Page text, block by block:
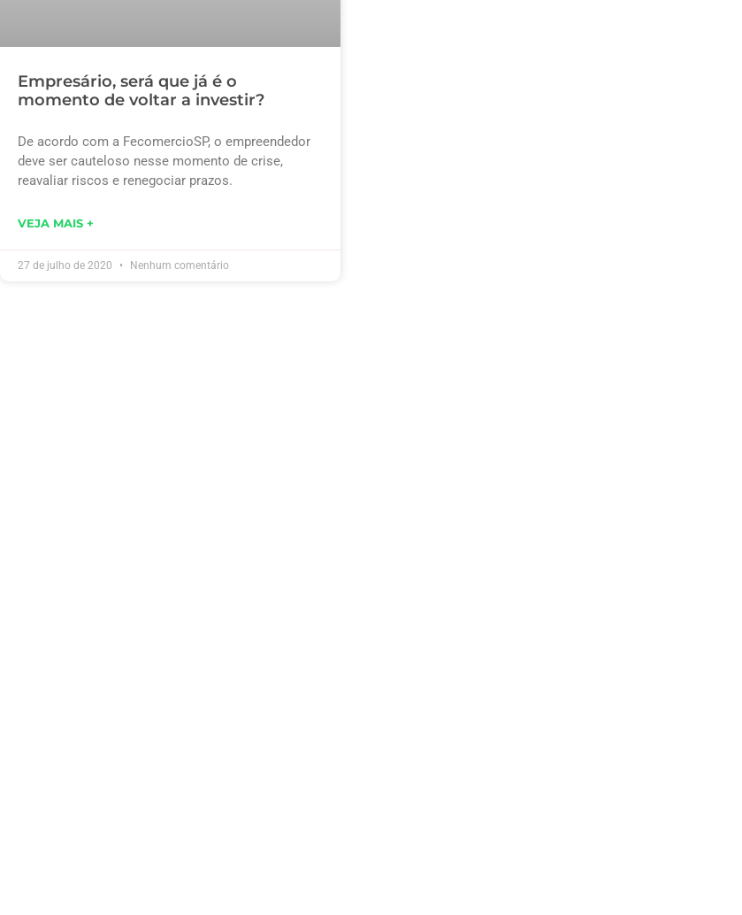
Empresário, será que já é o
momento de voltar a investir?
De acordo com a FecomercioSP, o empreendedor
deve ser cauteloso nesse momento de crise,
reavaliar riscos e renegociar prazos.
VEJA MAIS +
27 de julho de 2020 Nenhum comentário